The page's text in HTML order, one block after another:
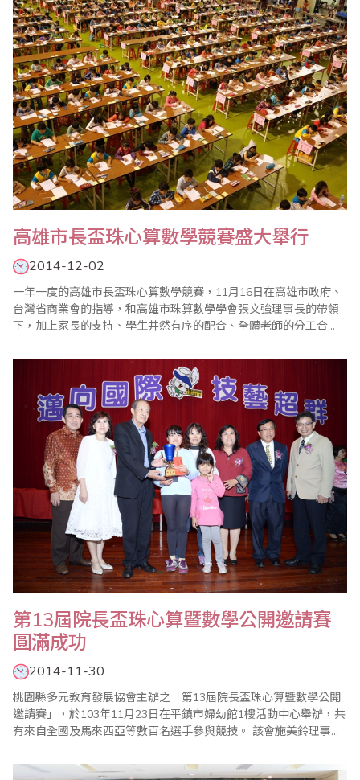
般的心算比賽很少舉辦此項目，因選手須備..
高雄市長盃珠心算數學競賽盛大舉行
2014-12-02
一年一度的高雄市長盃珠心算數學競賽，11月16日在高雄市政府、
台灣省商業會的指導，和高雄市珠算數學學會張文強理事長的帶領
下，加上家長的支持、學生井然有序的配合、全體老師的分工合
輝、社會局長張乃千、教育局科長范淑媚，以及多位立委、市議
員、校長的參加，他表示嘉賓的蒞臨是給孩子最佳的鼓勵，尤其更
感謝國立高雄師範大學吳連賞校長全程參與並主持..
第13屆院長盃珠心算暨數學公開邀請賽
圓滿成功
2014-11-30
桃園縣多元教育發展協會主辦之「第13屆院長盃珠心算暨數學公開
邀請賽」，於103年11月23日在平鎮市婦幼館1樓活動中心舉辦，共
有來自全國及馬來西亞等數百名選手參與競技。 該會施美鈴理事長
生，不但數學能力越強，其他的學業成績也比一般同學優良，孩子